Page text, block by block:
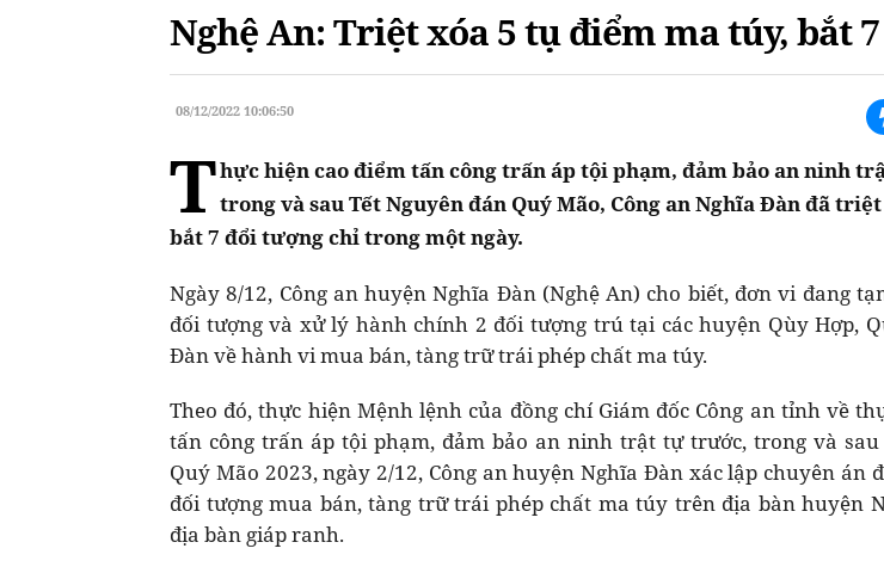
Nghệ An: Triệt xóa 5 tụ điểm ma túy, bắt
08/12/2022 10:06:50
Thực hiện cao điểm tấn công trấn áp tội phạm, đảm bảo an ninh
trong và sau Tết Nguyên đán Quý Mão, Công an Nghĩa Đàn đã
bắt 7 đổi tượng chỉ trong một ngày.
Ngày 8/12, Công an huyện Nghĩa Đàn (Nghệ An) cho biết, đơn vi đang
đối tượng và xử lý hành chính 2 đối tượng trú tại các huyện Qùy Hợp,
Đàn về hành vi mua bán, tàng trữ trái phép chất ma túy.
Theo đó, thực hiện Mệnh lệnh của đồng chí Giám đốc Công an tỉnh về
tấn công trấn áp tội phạm, đảm bảo an ninh trật tự trước, trong và sau
Quý Mão 2023, ngày 2/12, Công an huyện Nghĩa Đàn xác lập chuyên án
đối tượng mua bán, tàng trữ trái phép chất ma túy trên địa bàn huyện
địa bàn giáp ranh.